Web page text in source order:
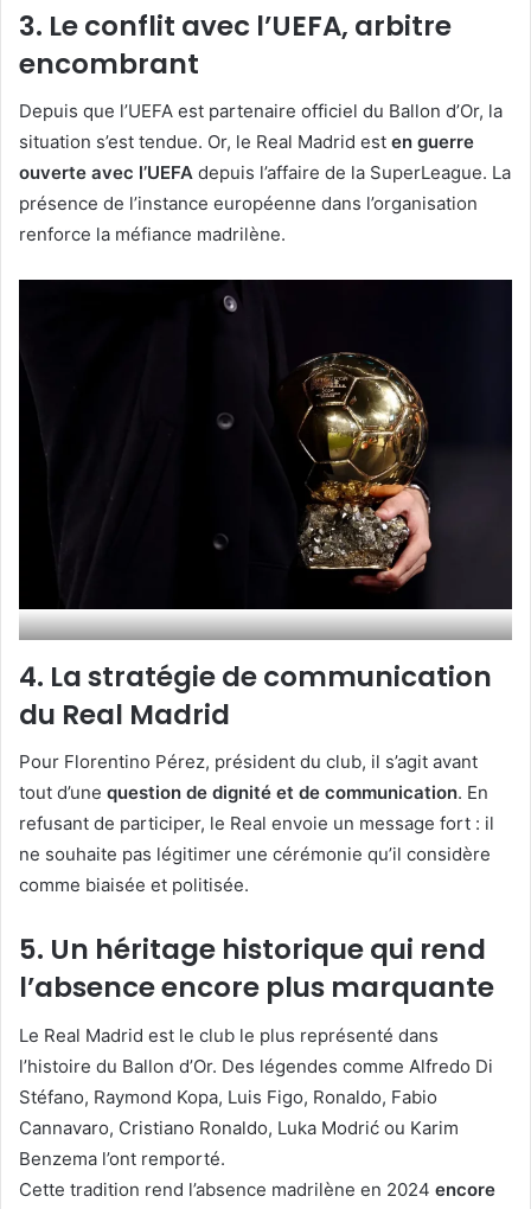
3. Le conflit avec l’UEFA, arbitre
encombrant
Depuis que l’UEFA est partenaire officiel du Ballon d’Or, la
situation s’est tendue. Or, le Real Madrid est en guerre
ouverte avec l’UEFA depuis l’affaire de la SuperLeague. La
présence de l’instance européenne dans l’organisation
renforce la méfiance madrilène.
4. La stratégie de communication
du Real Madrid
Pour Florentino Pérez, président du club, il s’agit avant
tout d’une question de dignité et de communication. En
refusant de participer, le Real envoie un message fort : il
ne souhaite pas légitimer une cérémonie qu’il considère
comme biaisée et politisée.
5. Un héritage historique qui rend
l’absence encore plus marquante
Le Real Madrid est le club le plus représenté dans
l’histoire du Ballon d’Or. Des légendes comme Alfredo Di
Stéfano, Raymond Kopa, Luis Figo, Ronaldo, Fabio
Cannavaro, Cristiano Ronaldo, Luka Modrić ou Karim
Benzema l’ont remporté.
Cette tradition rend l’absence madrilène en 2024 encore